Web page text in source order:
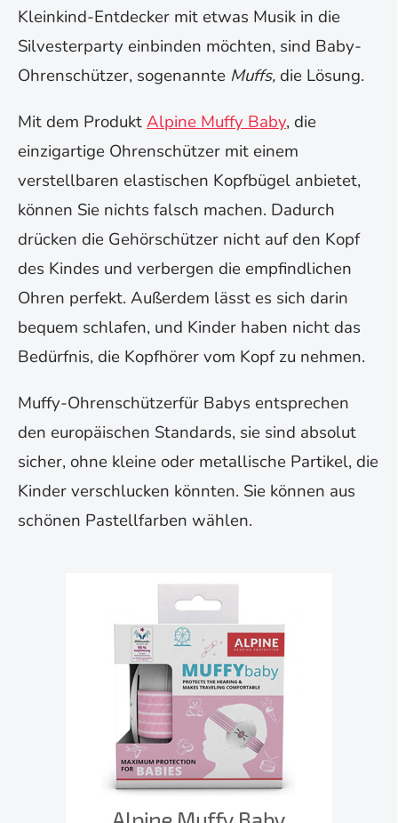
Kleinkind-Entdecker mit etwas Musik in die
Silvesterparty einbinden möchten, sind Baby-
Ohrenschützer, sogenannte Muffs,die Lösung.
Mit dem ProduktAlpine Muffy Baby, die
einzigartige Ohrenschützer mit einem
verstellbaren elastischen Kopfbügel anbietet,
können Sie nichts falsch machen. Dadurch
drücken die Gehörschützer nicht auf den Kopf
des Kindes und verbergen die empfindlichen
Ohren perfekt. Außerdem lässt es sich darin
bequem schlafen, und Kinder haben nicht das
Bedürfnis, die Kopfhörer vom Kopf zu nehmen.
Muffy-Ohrenschützerfür Babys entsprechen
den europäischen Standards, sie sind absolut
sicher, ohne kleine oder metallische Partikel, die
Kinder verschlucken könnten. Sie können aus
schönen Pastellfarben wählen.